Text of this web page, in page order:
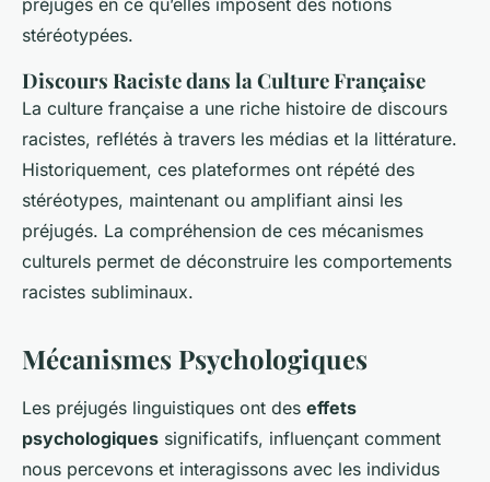
stéréotypées.
Discours Raciste dans la Culture Française
La culture française a une riche histoire de discours
racistes, reflétés à travers les médias et la littérature.
Historiquement, ces plateformes ont répété des
stéréotypes, maintenant ou amplifiant ainsi les
préjugés. La compréhension de ces mécanismes
culturels permet de déconstruire les comportements
racistes subliminaux.
Mécanismes Psychologiques
Les préjugés linguistiques ont des effets
psychologiques significatifs, influençant comment
nous percevons et interagissons avec les individus